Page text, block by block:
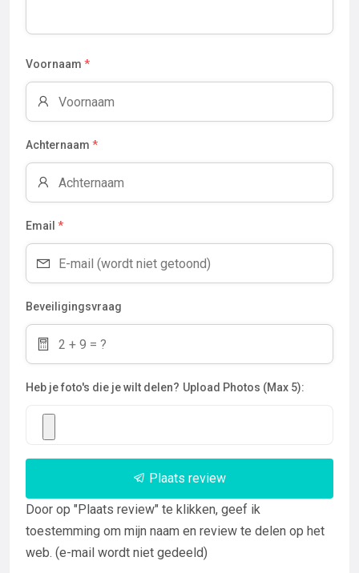
Voornaam *
Achternaam *
Email *
Beveiligingsvraag
Heb je foto's die je wilt delen? Upload Photos (Max 5):
Plaats review
Door op "Plaats review" te klikken, geef ik
toestemming om mijn naam en review te delen op het
web. (e-mail wordt niet gedeeld)